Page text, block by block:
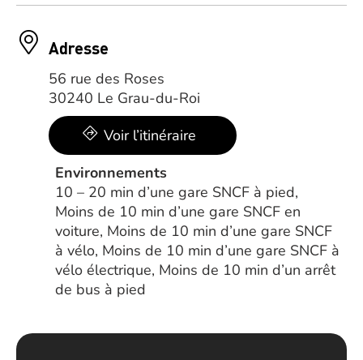
Adresse
56 rue des Roses
30240 Le Grau-du-Roi
Voir l’itinéraire
Environnements
10 – 20 min d’une gare SNCF à pied,
Moins de 10 min d’une gare SNCF en
voiture, Moins de 10 min d’une gare SNCF
à vélo, Moins de 10 min d’une gare SNCF à
vélo électrique, Moins de 10 min d’un arrêt
de bus à pied